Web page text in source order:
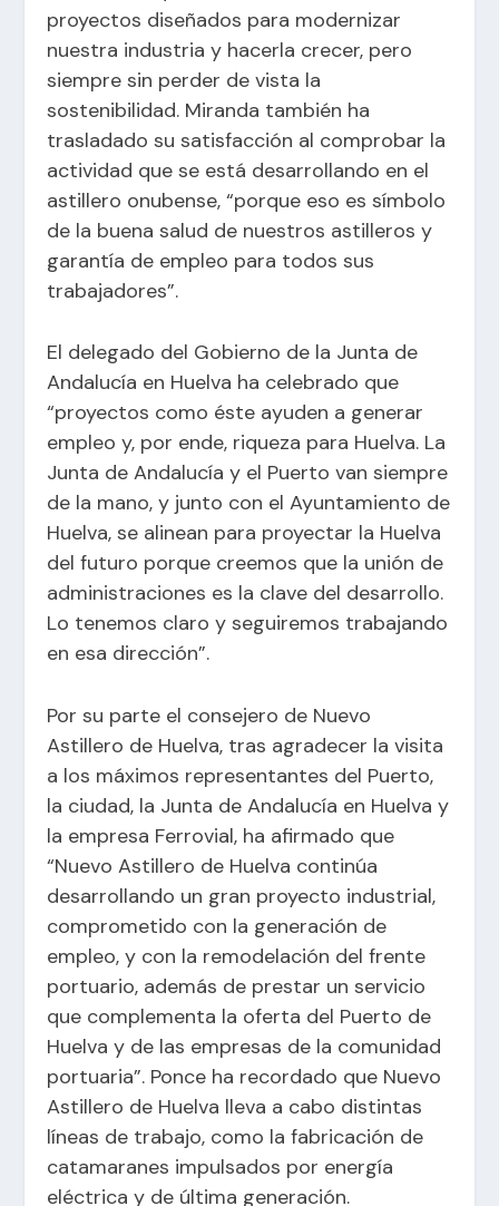
proyectos diseñados para modernizar
nuestra industria y hacerla crecer, pero
siempre sin perder de vista la
sostenibilidad. Miranda también ha
trasladado su satisfacción al comprobar la
actividad que se está desarrollando en el
astillero onubense, “porque eso es símbolo
de la buena salud de nuestros astilleros y
garantía de empleo para todos sus
trabajadores”.
El delegado del Gobierno de la Junta de
Andalucía en Huelva ha celebrado que
“proyectos como éste ayuden a generar
empleo y, por ende, riqueza para Huelva. La
Junta de Andalucía y el Puerto van siempre
de la mano, y junto con el Ayuntamiento de
Huelva, se alinean para proyectar la Huelva
del futuro porque creemos que la unión de
administraciones es la clave del desarrollo.
Lo tenemos claro y seguiremos trabajando
en esa dirección”.
Por su parte el consejero de Nuevo
Astillero de Huelva, tras agradecer la visita
a los máximos representantes del Puerto,
la ciudad, la Junta de Andalucía en Huelva y
la empresa Ferrovial, ha afirmado que
“Nuevo Astillero de Huelva continúa
desarrollando un gran proyecto industrial,
comprometido con la generación de
empleo, y con la remodelación del frente
portuario, además de prestar un servicio
que complementa la oferta del Puerto de
Huelva y de las empresas de la comunidad
portuaria”. Ponce ha recordado que Nuevo
Astillero de Huelva lleva a cabo distintas
líneas de trabajo, como la fabricación de
catamaranes impulsados por energía
eléctrica y de última generación.